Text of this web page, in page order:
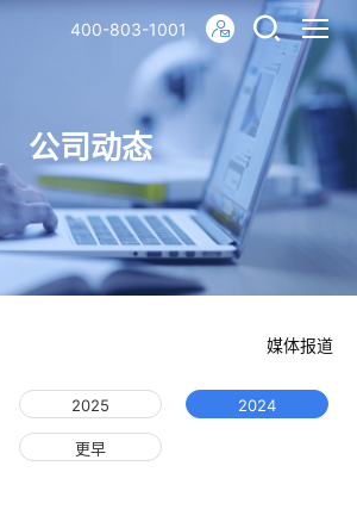
400-803-1001
公司动态
媒体报道
2025 2024
更早